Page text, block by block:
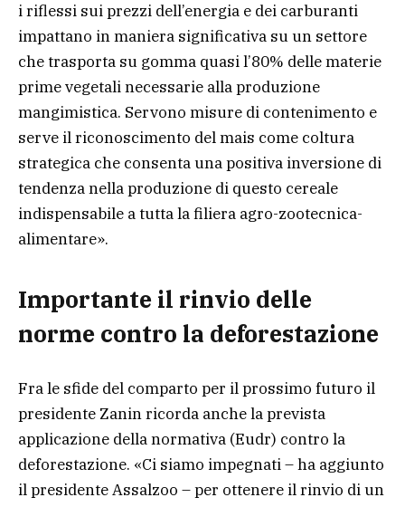
i riflessi sui prezzi dell’energia e dei carburanti
impattano in maniera significativa su un settore
che trasporta su gomma quasi l’80% delle materie
prime vegetali necessarie alla produzione
mangimistica. Servono misure di contenimento e
serve il riconoscimento del mais come coltura
strategica che consenta una positiva inversione di
tendenza nella produzione di questo cereale
indispensabile a tutta la filiera agro-zootecnica-
alimentare».
Importante il rinvio delle
norme contro la deforestazione
Fra le sfide del comparto per il prossimo futuro il
presidente Zanin ricorda anche la prevista
applicazione della normativa (Eudr) contro la
deforestazione. «Ci siamo impegnati – ha aggiunto
il presidente Assalzoo – per ottenere il rinvio di un